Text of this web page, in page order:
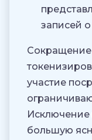
записей
Сокращение
участие
Исключение
большую